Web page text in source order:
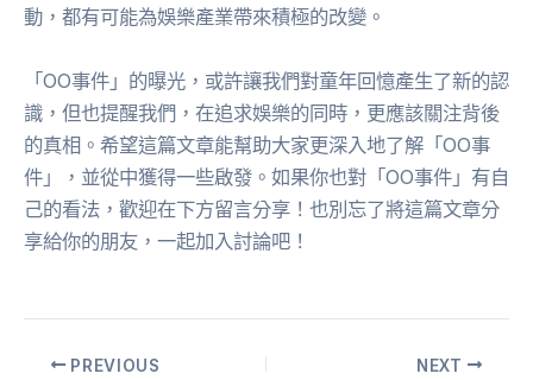
動，都有可能為娛樂產業帶來積極的改變。
「OO事件」的曝光，或許讓我們對童年回憶產生了新的認
識，但也提醒我們，在追求娛樂的同時，更應該關注背後
的真相。希望這篇文章能幫助大家更深入地了解「OO事
件」，並從中獲得一些啟發。如果你也對「OO事件」有自
己的看法，歡迎在下方留言分享！也別忘了將這篇文章分
享給你的朋友，一起加入討論吧！
PREVIOUS NEXT